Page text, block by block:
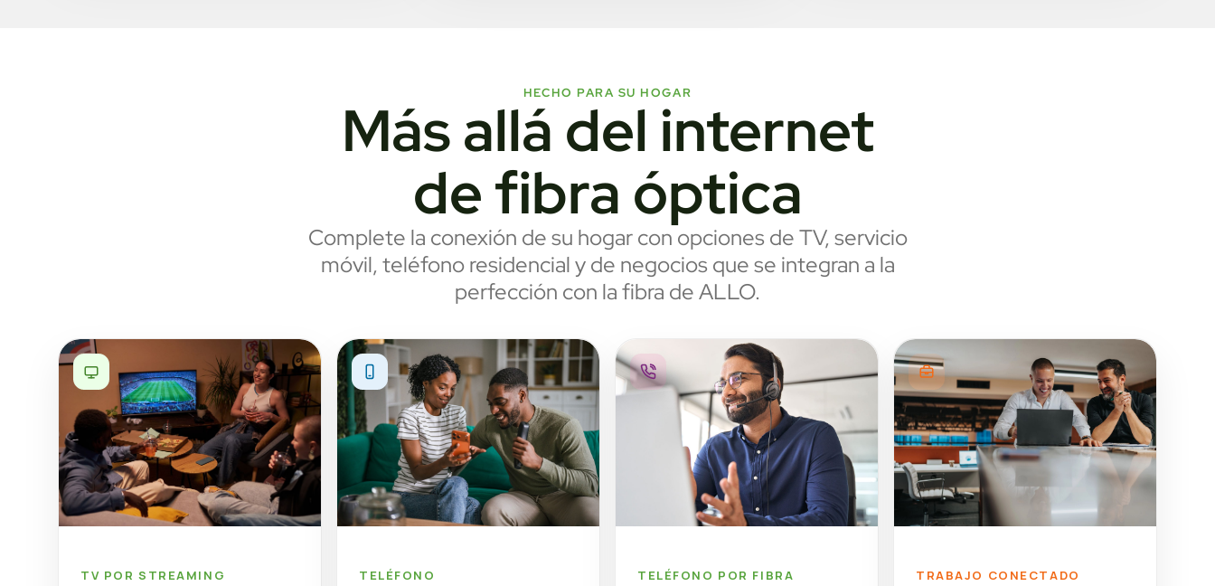
HECHO PARA SU HOGAR
Más allá del internet
de fibra óptica
Complete la conexión de su hogar con opciones de TV, servicio
móvil, teléfono residencial y de negocios que se integran a la
perfección con la fibra de ALLO.
TV POR STREAMING TELÉFONO TELÉFONO POR FIBRA TRABAJO CONECTADO